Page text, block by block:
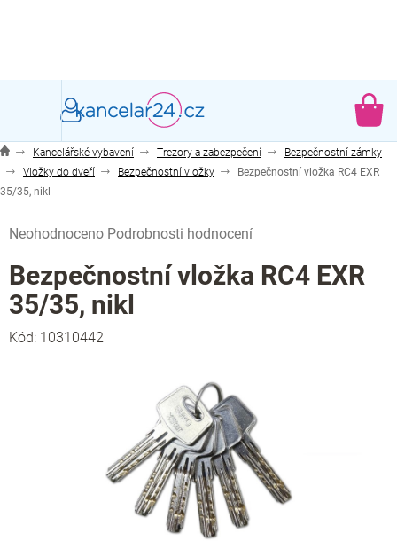
Kancelářské vybavení Trezory a zabezpečení
Bezpečnostní zámky
Vložky do dveří
Bezpečnostní vložky
Bezpečnostní vložka RC4 EXR
35/35, nikl
hodnocení
produktu
je
0,0
z
5
Neohodnoceno Podrobnosti hodnocení
Bezpečnostní vložka RC4 EXR
35/35, nikl
Kód: 10310442